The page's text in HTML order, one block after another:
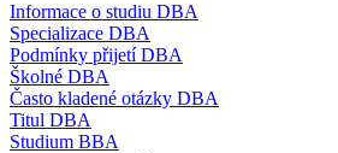
Informace o studiu DBA
Specializace DBA
Podmínky přijetí DBA
Školné DBA
Často kladené otázky DBA
Titul DBA
Studium BBA